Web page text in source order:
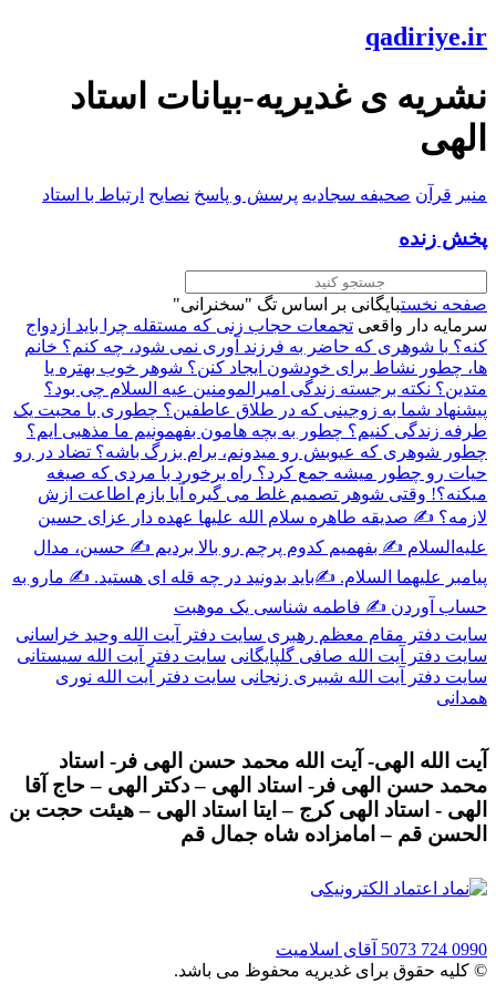
qadiriye.ir
نشریه ی غدیریه-بیانات استاد
الهی
منبر قرآن صحیفه سجادیه پرسش و پاسخ نصایح ارتباط با استاد
پخش زنده
صفحه نخستبایگانی بر اساس تگ "سخنرانی"
سرمایه دار واقعی تجمعات حجاب زنی که مستقله چرا باید ازدواج
کنه؟ با شوهری که حاضر به فرزند آوری نمی شود، چه کنم؟ خانم
ها، چطور نشاط برای خودشون ایجاد کنن؟ شوهر خوب بهتره یا
متدین؟ نکته برجسته زندگی امیرالمومنین عیه السلام چی بود؟
پیشنهاد شما به زوجینی که در طلاق عاطفین؟ چطوری با محبت یک
طرفه زندگی کنیم؟ چطور به بچه هامون بفهمونیم ما مذهبی ایم؟
چطور شوهری که عیوبش رو میدونم، برام بزرگ باشه؟ تضاد در رو
حیات رو چطور میشه جمع کرد؟ راه برخورد با مردی که صیغه
میکنه؟! وقتی شوهر تصمیم غلط می گیره آیا بازم اطاعت ازش
لازمه؟ ✍️ صدیقه طاهره سلام الله علیها عهده دار عزای حسین
علیه‌السلام ✍️ بفهمیم کدوم پرچم رو بالا بردیم ✍️ حسین، مدال
پیامبر علیهما السلام. ✍️باید بدونید در چه قله ای هستید. ✍️ مارو به
حساب آوردن ✍️ فاطمه شناسی یک موهبت
سایت دفتر مقام معظم رهبری سایت دفتر آیت الله وحید خراسانی
سایت دفتر آیت الله صافی گلپایگانی سایت دفتر آیت الله سیستانی
سایت دفتر آیت الله شبیری زنجانی سایت دفتر آیت الله نوری
همدانی
آیت الله الهی- آیت الله محمد حسن الهی فر- استاد
محمد حسن الهی فر- استاد الهی – دکتر الهی – حاج آقا
الهی - استاد الهی کرج – ایتا استاد الهی – هیئت حجت بن
الحسن قم – امامزاده شاه جمال قم
0990 724 5073
آقای اسلامیت
© کلیه حقوق برای غدیریه محفوظ می باشد.